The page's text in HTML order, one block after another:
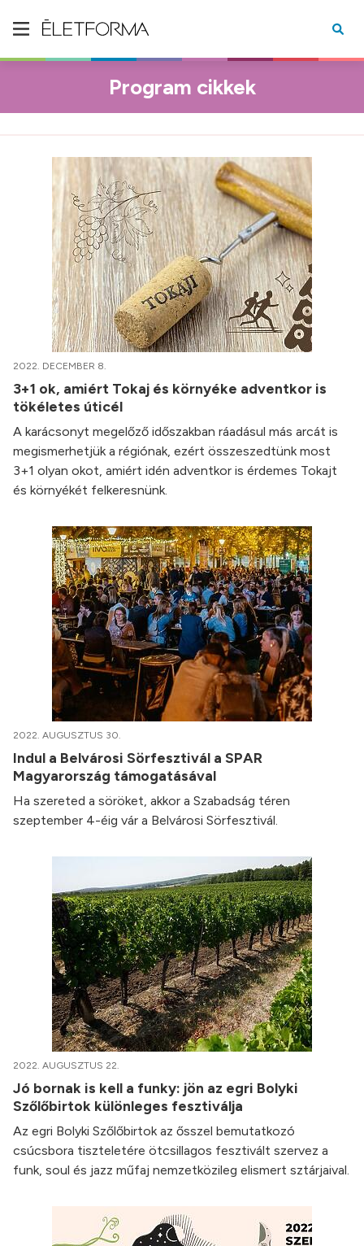
Program cikkek
2022. DECEMBER 8.
3+1 ok, amiért Tokaj és környéke adventkor is
tökéletes úticél
A karácsonyt megelőző időszakban ráadásul más arcát is
megismerhetjük a régiónak, ezért összeszedtünk most
3+1 olyan okot, amiért idén adventkor is érdemes Tokajt
és környékét felkeresnünk.
2022. AUGUSZTUS 30.
Indul a Belvárosi Sörfesztivál a SPAR
Magyarország támogatásával
Ha szereted a söröket, akkor a Szabadság téren
szeptember 4-éig vár a Belvárosi Sörfesztivál.
2022. AUGUSZTUS 22.
Jó bornak is kell a funky: jön az egri Bolyki
Szőlőbirtok különleges fesztiválja
Az egri Bolyki Szőlőbirtok az ősszel bemutatkozó
csúcsbora tiszteletére ötcsillagos fesztivált szervez a
funk, soul és jazz műfaj nemzetközileg elismert sztárjaival.